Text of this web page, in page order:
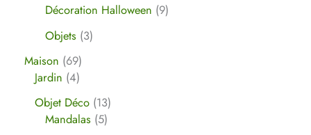
Décoration Halloween 9
Objets 3
Maison 69
Jardin 4
Objet Déco 13
Mandalas 5